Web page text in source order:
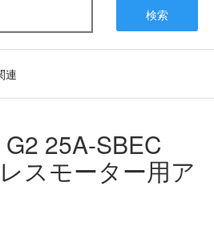
検索
連
25A-SBEC
スモーター用ア